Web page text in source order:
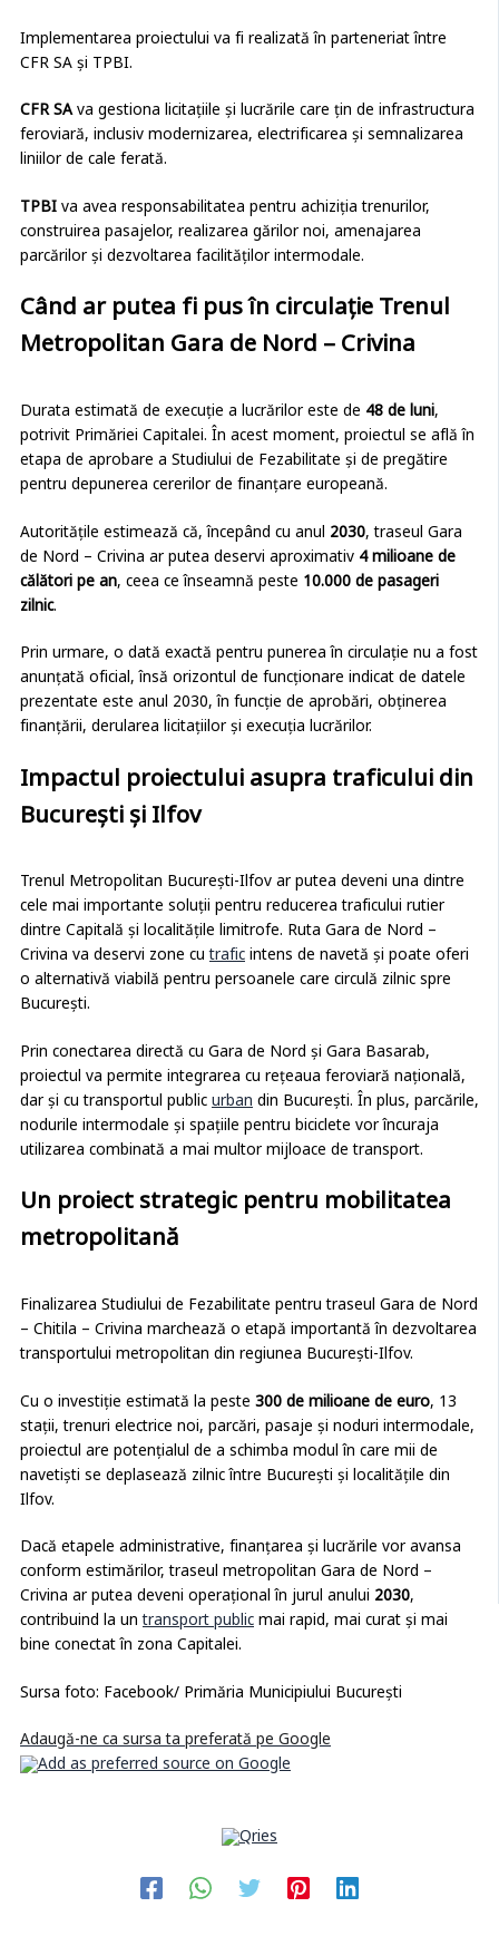
Implementarea proiectului va fi realizată în parteneriat între
CFR SA și TPBI.
CFR SAva gestiona licitațiile și lucrările care țin de infrastructura
feroviară, inclusiv modernizarea, electrificarea și semnalizarea
liniilor de cale ferată.
TPBI va avea responsabilitatea pentru achiziția trenurilor,
construirea pasajelor, realizarea gărilor noi, amenajarea
parcărilor și dezvoltarea facilităților intermodale.
Când ar putea fi pus în circulație Trenul
Metropolitan Gara de Nord – Crivina
Durata estimată de execuție a lucrărilor este de 48 de luni,
potrivit Primăriei Capitalei. În acest moment, proiectul se află în
etapa de aprobare a Studiului de Fezabilitate și de pregătire
pentru depunerea cererilor de finanțare europeană.
Autoritățile estimează că, începând cu anul 2030, traseul Gara
de Nord – Crivina ar putea deservi aproximativ 4 milioane de
călători pe an, ceea ce înseamnă peste 10.000 de pasageri
zilnic.
Prin urmare, o dată exactă pentru punerea în circulație nu a fost
anunțată oficial, însă orizontul de funcționare indicat de datele
prezentate este anul 2030, în funcție de aprobări, obținerea
finanțării, derularea licitațiilor și execuția lucrărilor.
Impactul proiectului asupra traficului din
București și Ilfov
Trenul Metropolitan București-Ilfov ar putea deveni una dintre
cele mai importante soluții pentru reducerea traficului rutier
dintre Capitală și localitățile limitrofe. Ruta Gara de Nord –
Crivina va deservi zone cu trafic intens de navetă și poate oferi
o alternativă viabilă pentru persoanele care circulă zilnic spre
București.
Prin conectarea directă cu Gara de Nord și Gara Basarab,
proiectul va permite integrarea cu rețeaua feroviară națională,
dar și cu transportul public urban din București. În plus, parcările,
nodurile intermodale și spațiile pentru biciclete vor încuraja
utilizarea combinată a mai multor mijloace de transport.
Un proiect strategic pentru mobilitatea
metropolitană
Finalizarea Studiului de Fezabilitate pentru traseul Gara de Nord
– Chitila – Crivina marchează o etapă importantă în dezvoltarea
transportului metropolitan din regiunea București-Ilfov.
Cu o investiție estimată la peste 300 de milioane de euro, 13
stații, trenuri electrice noi, parcări, pasaje și noduri intermodale,
proiectul are potențialul de a schimba modul în care mii de
navetiști se deplasează zilnic între București și localitățile din
Ilfov.
Dacă etapele administrative, finanțarea și lucrările vor avansa
conform estimărilor, traseul metropolitan Gara de Nord –
Crivina ar putea deveni operațional în jurul anului 2030,
contribuind la untransport public mai rapid, mai curat și mai
bine conectat în zona Capitalei.
Sursa foto: Facebook/ Primăria Municipiului Bucureşti
Adaugă-ne ca sursa ta preferată pe Google